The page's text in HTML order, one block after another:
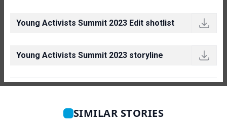
Young Activists Summit 2023 Edit shotlist
Young Activists Summit 2023 storyline
SIMILAR STORIES